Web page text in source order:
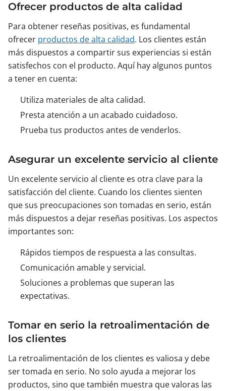
Ofrecer productos de alta calidad
Para obtener reseñas positivas, es fundamental
ofrecer productos de alta calidad. Los clientes están
más dispuestos a compartir sus experiencias si están
satisfechos con el producto. Aquí hay algunos puntos
a tener en cuenta:
Utiliza materiales de alta calidad.
Presta atención a un acabado cuidadoso.
Prueba tus productos antes de venderlos.
Asegurar un excelente servicio al cliente
Un excelente servicio al cliente es otra clave para la
satisfacción del cliente. Cuando los clientes sienten
que sus preocupaciones son tomadas en serio, están
más dispuestos a dejar reseñas positivas. Los aspectos
importantes son:
Rápidos tiempos de respuesta a las consultas.
Comunicación amable y servicial.
Soluciones a problemas que superan las
expectativas.
Tomar en serio la retroalimentación de
los clientes
La retroalimentación de los clientes es valiosa y debe
ser tomada en serio. No solo ayuda a mejorar los
productos, sino que también muestra que valoras las